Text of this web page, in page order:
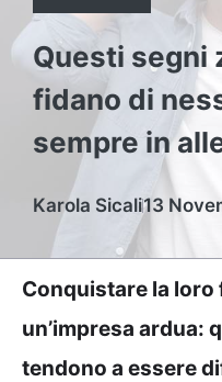
Questi segni
fidano di
sempre in
Karola Sicali13
Conquistare la loro
un’impresa ardua:
tendono a essere